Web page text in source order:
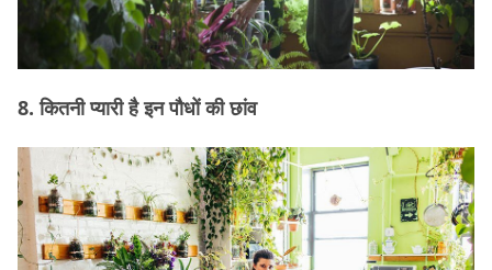
8. कितनी प्यारी है इन पौधों की छांव